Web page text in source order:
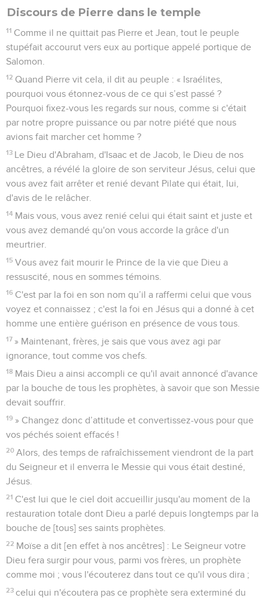
Discours de Pierre dans le temple
11 Comme il ne quittait pas Pierre et Jean, tout le peuple
stupéfait accourut vers eux au portique appelé portique de
Salomon.
12 Quand Pierre vit cela, il dit au peuple : « Israélites,
pourquoi vous étonnez-vous de ce qui s’est passé ?
Pourquoi fixez-vous les regards sur nous, comme si c'était
par notre propre puissance ou par notre piété que nous
avions fait marcher cet homme ?
13 Le Dieu d'Abraham, d'Isaac et de Jacob, le Dieu de nos
ancêtres, a révélé la gloire de son serviteur Jésus, celui que
vous avez fait arrêter et renié devant Pilate qui était, lui,
d'avis de le relâcher.
14 Mais vous, vous avez renié celui qui était saint et juste et
vous avez demandé qu'on vous accorde la grâce d'un
meurtrier.
15 Vous avez fait mourir le Prince de la vie que Dieu a
ressuscité, nous en sommes témoins.
16 C'est par la foi en son nom qu’il a raffermi celui que vous
voyez et connaissez ; c'est la foi en Jésus qui a donné à cet
homme une entière guérison en présence de vous tous.
17 » Maintenant, frères, je sais que vous avez agi par
ignorance, tout comme vos chefs.
18 Mais Dieu a ainsi accompli ce qu'il avait annoncé d'avance
par la bouche de tous les prophètes, à savoir que son Messie
devait souffrir.
19 » Changez donc d’attitude et convertissez-vous pour que
vos péchés soient effacés !
20 Alors, des temps de rafraîchissement viendront de la part
du Seigneur et il enverra le Messie qui vous était destiné,
Jésus.
21 C'est lui que le ciel doit accueillir jusqu'au moment de la
restauration totale dont Dieu a parlé depuis longtemps par la
bouche de [tous] ses saints prophètes.
22 Moïse a dit [en effet à nos ancêtres] : Le Seigneur votre
Dieu fera surgir pour vous, parmi vos frères, un prophète
comme moi ; vous l'écouterez dans tout ce qu'il vous dira ;
23 celui qui n'écoutera pas ce prophète sera exterminé du